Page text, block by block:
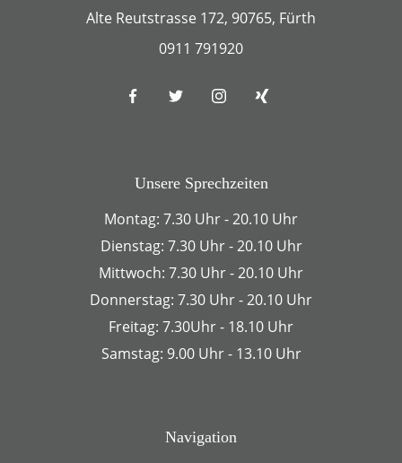
Alte Reutstrasse 172, 90765, Fürth
0911 791920
Unsere Sprechzeiten
Montag: 7.30 Uhr - 20.10 Uhr
Dienstag: 7.30 Uhr - 20.10 Uhr
Mittwoch: 7.30 Uhr - 20.10 Uhr
Donnerstag: 7.30 Uhr - 20.10 Uhr
Freitag: 7.30Uhr - 18.10 Uhr
Samstag: 9.00 Uhr - 13.10 Uhr
Navigation